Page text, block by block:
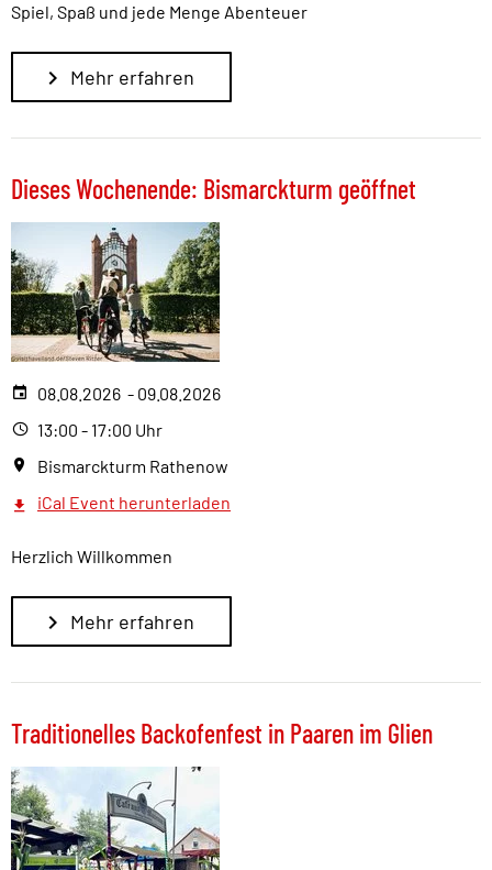
Spiel, Spaß und jede Menge Abenteuer
Mehr erfahren
Dieses Wochenende: Bismarckturm geöffnet
08.08.2026 - 09.08.2026
13:00 - 17:00 Uhr
Bismarckturm Rathenow
iCal Event herunterladen
Herzlich Willkommen
Mehr erfahren
Traditionelles Backofenfest in Paaren im Glien